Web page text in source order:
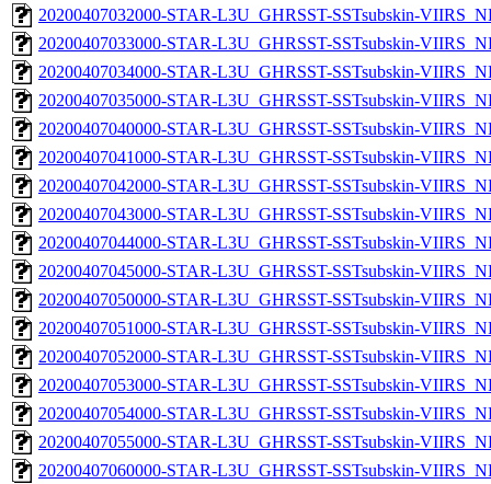
20200407032000-STAR-L3U_GHRSST-SSTsubskin-
20200407033000-STAR-L3U_GHRSST-SSTsubskin-
20200407034000-STAR-L3U_GHRSST-SSTsubskin-
20200407035000-STAR-L3U_GHRSST-SSTsubskin-
20200407040000-STAR-L3U_GHRSST-SSTsubskin-
20200407041000-STAR-L3U_GHRSST-SSTsubskin-
20200407042000-STAR-L3U_GHRSST-SSTsubskin-
20200407043000-STAR-L3U_GHRSST-SSTsubskin-
20200407044000-STAR-L3U_GHRSST-SSTsubskin-
20200407045000-STAR-L3U_GHRSST-SSTsubskin-
20200407050000-STAR-L3U_GHRSST-SSTsubskin-
20200407051000-STAR-L3U_GHRSST-SSTsubskin-
20200407052000-STAR-L3U_GHRSST-SSTsubskin-
20200407053000-STAR-L3U_GHRSST-SSTsubskin-
20200407054000-STAR-L3U_GHRSST-SSTsubskin-
20200407055000-STAR-L3U_GHRSST-SSTsubskin-
20200407060000-STAR-L3U_GHRSST-SSTsubskin-